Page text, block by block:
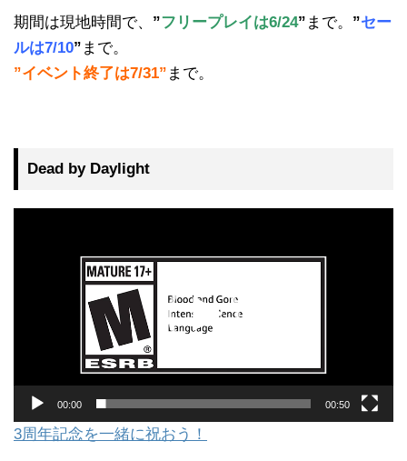
期間は現地時間で、 ”フリープレイは6/24” まで。 ”セー
ルは7/10” まで。
”イベント終了は7/31” まで。
Dead by Daylight
00:00 00:50
3周年記念を一緒に祝おう！